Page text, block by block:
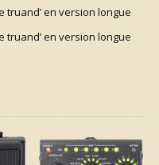
truand’ en version longue
truand’ en version longue